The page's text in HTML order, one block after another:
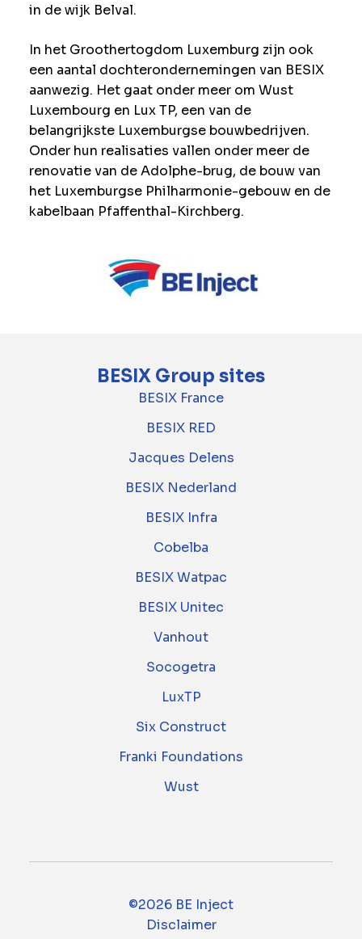
in de wijk Belval.
In het Groothertogdom Luxemburg zijn ook
een aantal dochterondernemingen van BESIX
aanwezig. Het gaat onder meer om Wust
Luxembourg en Lux TP, een van de
belangrijkste Luxemburgse bouwbedrijven.
Onder hun realisaties vallen onder meer de
renovatie van de Adolphe-brug, de bouw van
het Luxemburgse Philharmonie-gebouw en de
kabelbaan Pfaffenthal-Kirchberg.
BESIX Group sites
BESIX France
BESIX RED
Jacques Delens
BESIX Nederland
BESIX Infra
Cobelba
BESIX Watpac
BESIX Unitec
Vanhout
Socogetra
LuxTP
Six Construct
Franki Foundations
Wust
©2026 BE Inject
Disclaimer